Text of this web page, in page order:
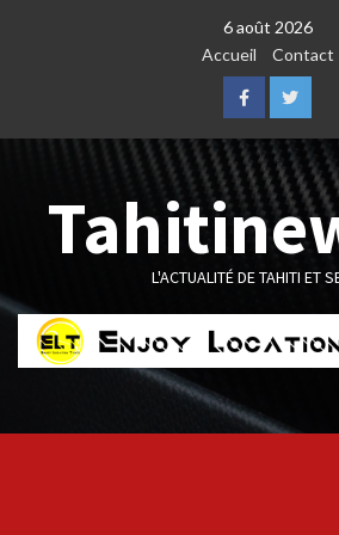
6 août 2026
Accueil
Contact
FacebookTwitter
L'ACTUALITÉ DE TAHITI ET